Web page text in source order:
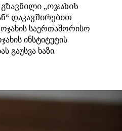
„ოჯახის
დაკავშირებით
საერთაშორისო
ინსტიტუტის
გაუსვა ხაზი.